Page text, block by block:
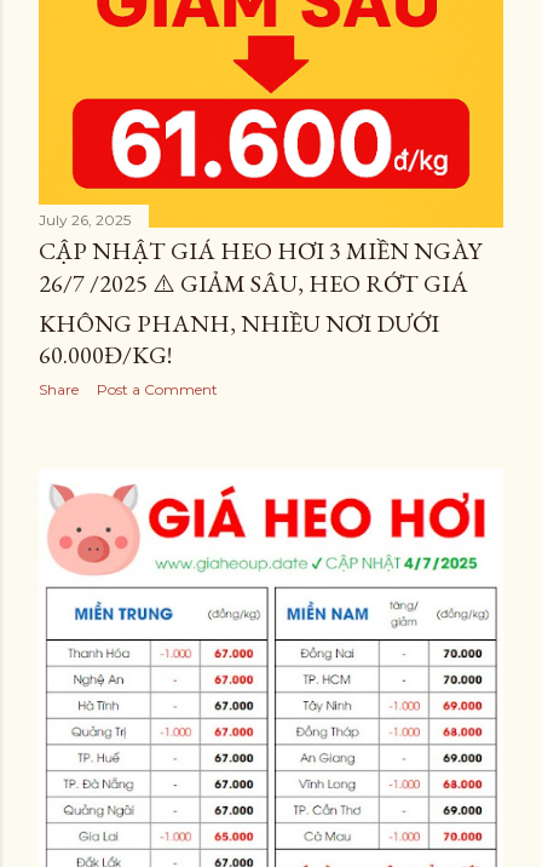
July 26, 2025
CẬP NHẬT GIÁ HEO HƠI 3 MIỀN NGÀY
26/7 /2025 ⚠️ GIẢM SÂU, HEO RỚT GIÁ
KHÔNG PHANH, NHIỀU NƠI DƯỚI
60.000Đ/KG!
Share Post a Comment